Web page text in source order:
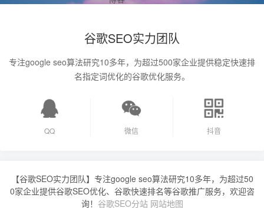
谷歌SEO实力团队
专注google seo算法研究10多年，为超过500家企业提供稳定快速排
名指定词优化的谷歌优化服务。
QQ 微信 抖音
【谷歌SEO实力团队】专注google seo算法研究10多年，为超过50
0家企业提供谷歌SEO优化、谷歌快速排名等谷歌推广服务，欢迎咨
询！ 谷歌SEO分站 网站地图